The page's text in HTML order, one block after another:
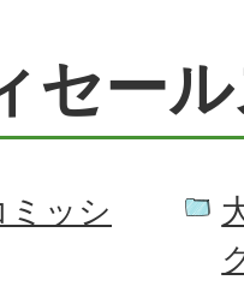
セー
ミッシ